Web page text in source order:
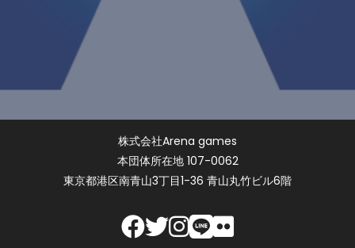
株式会社Arena games
本団体所在地 107-0062
東京都港区南青山3丁目1-36 青山丸竹ビル6階